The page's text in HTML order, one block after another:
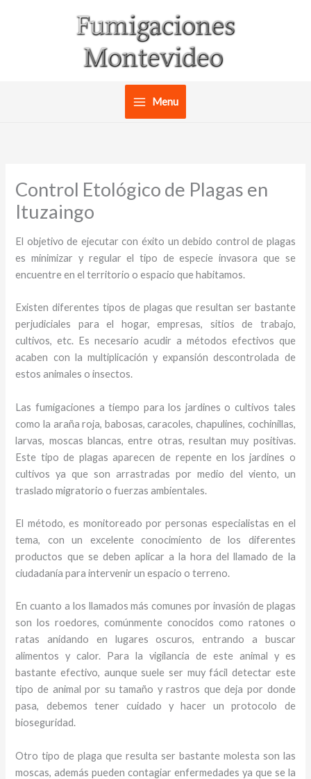
Menu
Control Etológico de Plagas en
Ituzaingo
El objetivo de ejecutar con éxito un debido control de plagas
es minimizar y regular el tipo de especie invasora que se
encuentre en el territorio o espacio que habitamos.
Existen diferentes tipos de plagas que resultan ser bastante
perjudiciales para el hogar, empresas, sitios de trabajo,
cultivos, etc. Es necesario acudir a métodos efectivos que
acaben con la multiplicación y expansión descontrolada de
estos animales o insectos.
Las fumigaciones a tiempo para los jardines o cultivos tales
como la araña roja, babosas, caracoles, chapulines, cochinillas,
larvas, moscas blancas, entre otras, resultan muy positivas.
Este tipo de plagas aparecen de repente en los jardines o
cultivos ya que son arrastradas por medio del viento, un
traslado migratorio o fuerzas ambientales.
El método, es monitoreado por personas especialistas en el
tema, con un excelente conocimiento de los diferentes
productos que se deben aplicar a la hora del llamado de la
ciudadanía para intervenir un espacio o terreno.
En cuanto a los llamados más comunes por invasión de plagas
son los roedores, comúnmente conocidos como ratones o
ratas anidando en lugares oscuros, entrando a buscar
alimentos y calor. Para la vigilancia de este animal y es
bastante efectivo, aunque suele ser muy fácil detectar este
tipo de animal por su tamaño y rastros que deja por donde
pasa, debemos tener cuidado y hacer un protocolo de
bioseguridad.
Otro tipo de plaga que resulta ser bastante molesta son las
moscas, además pueden contagiar enfermedades ya que se la